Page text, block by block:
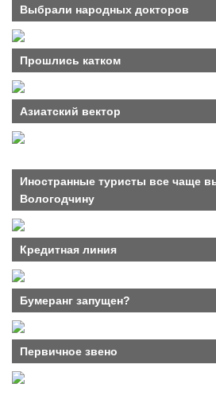
Выбрали народных докторов
Прошлись катком
Азиатский вектор
Иностранные туристы все чаще
Вологодчину
Кредитная линия
Бумеранг запущен?
Первичное звено